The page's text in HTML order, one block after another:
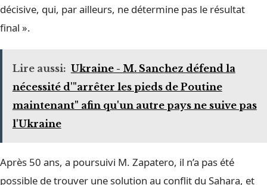
décisive, qui, par ailleurs, ne détermine pas le résultat
final ».
Lire aussi: Ukraine - M. Sanchez défend la
nécessité d'"arrêter les pieds de Poutine
maintenant" afin qu'un autre pays ne suive pas
l'Ukraine
Après 50 ans, a poursuivi M. Zapatero, il n’a pas été
possible de trouver une solution au conflit du Sahara, et